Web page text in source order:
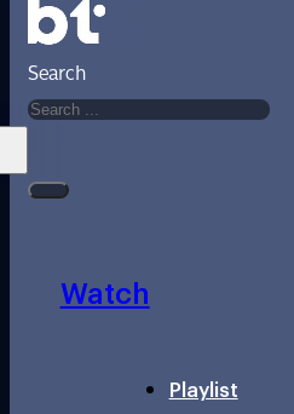
Search
Watch
Playlist